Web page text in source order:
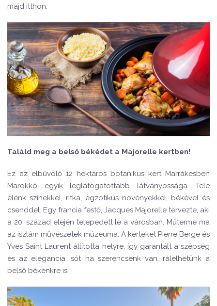
majd itthon.
Találd meg a belső békédet a Majorelle kertben!
Ez az elbűvölő 12 hektáros botanikus kert Marrákesben
Marokkó egyik leglátogatottabb látványossága. Tele
élénk színekkel, ritka, egzotikus növényekkel, békével és
csenddel. Egy francia festő, Jacques Majorelle tervezte, aki
a 20. század elején telepedett le a városban. Műterme ma
az iszlám művészetek múzeuma. A kerteket Pierre Berge és
Yves Saint Laurent állította helyre, így garantált a szépség
és az elegancia, sőt ha szerencsénk van, rálelhetünk a
belső békénkre is.